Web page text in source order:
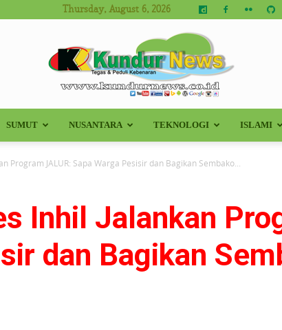
Thursday, August 6, 2026
Kundur
News
SUMUT NUSANTARA TEKNOLOGI ISLAMI
Program JALUR: Sapa Warga Pesisir dan Bagikan Sembako...
Inhil Jalankan
dan Bagikan